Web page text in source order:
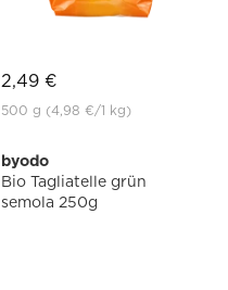
2,49 €
500 g (4,98 €/1 kg)
byodo
Bio Tagliatelle grün
semola 250g